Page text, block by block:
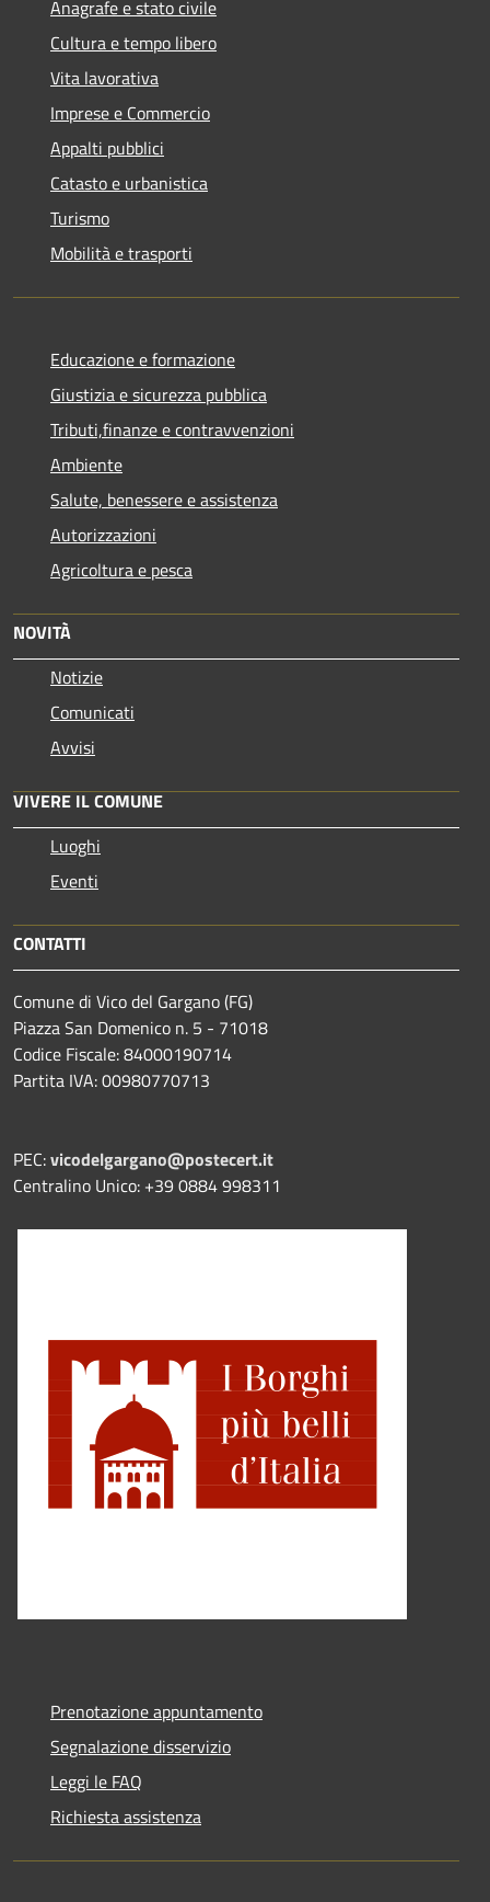
Anagrafe e stato civile
Cultura e tempo libero
Vita lavorativa
Imprese e Commercio
Appalti pubblici
Catasto e urbanistica
Turismo
Mobilità e trasporti
Educazione e formazione
Giustizia e sicurezza pubblica
Tributi,finanze e contravvenzioni
Ambiente
Salute, benessere e assistenza
Autorizzazioni
Agricoltura e pesca
NOVITÀ
Notizie
Comunicati
Avvisi
VIVERE IL COMUNE
Luoghi
Eventi
CONTATTI
Comune di Vico del Gargano (FG)
Piazza San Domenico n. 5 - 71018
Codice Fiscale: 84000190714
Partita IVA: 00980770713
PEC:vicodelgargano@postecert.it
Centralino Unico: +39 0884 998311
Prenotazione appuntamento
Segnalazione disservizio
Leggi le FAQ
Richiesta assistenza